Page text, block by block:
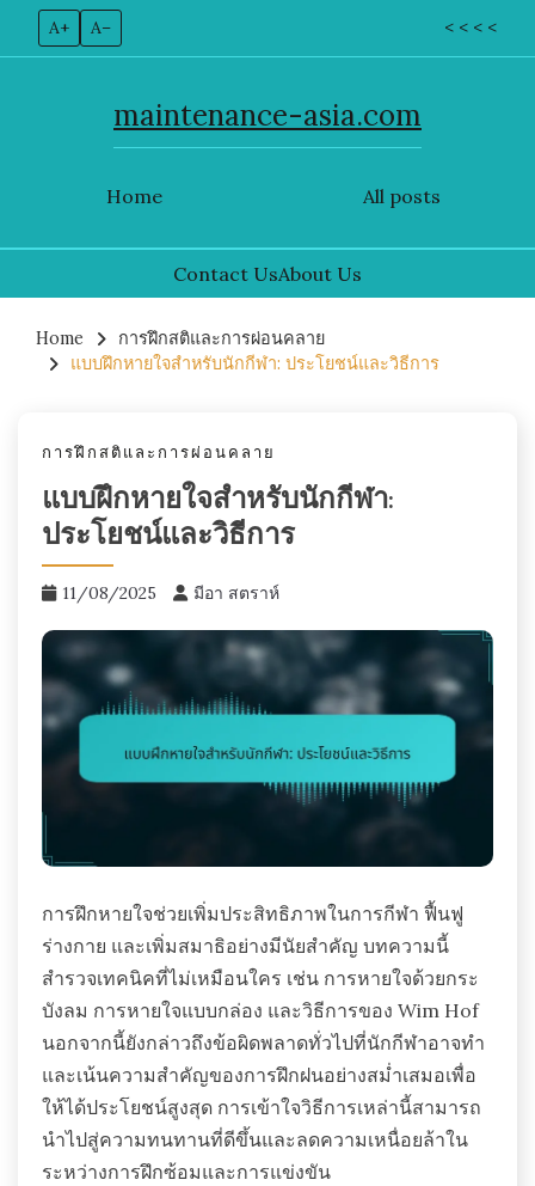
A+ A– < < < <
Home
maintenance-asia.com
All posts
Contact UsAbout Us
content
Home
การฝึกสติและการผ่อนคลาย
แบบฝึกหายใจสำหรับนักกีฬา: ประโยชน์และวิธีการ
การฝึกสติและการผ่อนคลาย
แบบฝึกหายใจสำหรับนักกีฬา:
ประโยชน์และวิธีการ
11/08/2025 มีอา สตราห์
การฝึกหายใจช่วยเพิ่มประสิทธิภาพในการกีฬา ฟื้นฟู
ร่างกาย และเพิ่มสมาธิอย่างมีนัยสำคัญ บทความนี้
สำรวจเทคนิคที่ไม่เหมือนใคร เช่น การหายใจด้วยกระ
บังลม การหายใจแบบกล่อง และวิธีการของ Wim Hof
นอกจากนี้ยังกล่าวถึงข้อผิดพลาดทั่วไปที่นักกีฬาอาจทำ
และเน้นความสำคัญของการฝึกฝนอย่างสม่ำเสมอเพื่อ
ให้ได้ประโยชน์สูงสุด การเข้าใจวิธีการเหล่านี้สามารถ
นำไปสู่ความทนทานที่ดีขึ้นและลดความเหนื่อยล้าใน
ระหว่างการฝึกซ้อมและการแข่งขัน